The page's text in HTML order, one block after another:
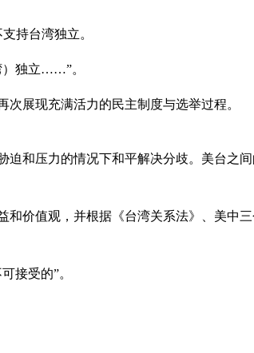
持台湾独立。
）独立……”。
展现充满活力的民主制度与选举过程。
和压力的情况下和平解决分歧。美台之
价值观，并根据《台湾关系法》、美中
接受的”。